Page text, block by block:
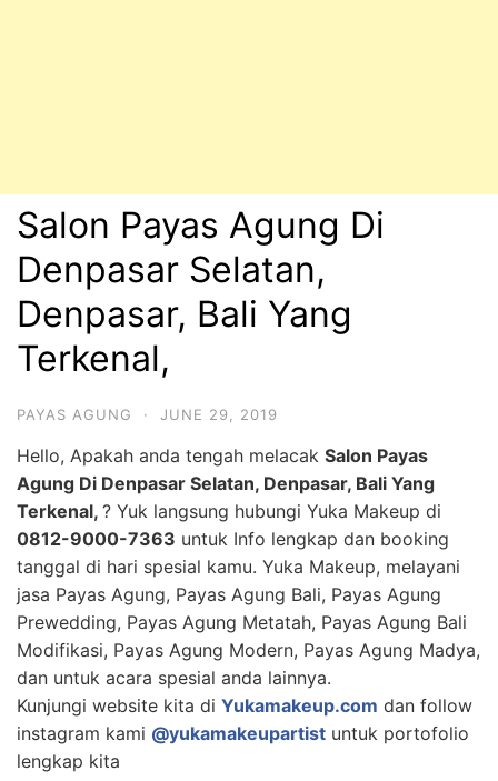
Salon Payas Agung Di
Denpasar Selatan,
Denpasar, Bali Yang
Terkenal,
PAYAS AGUNG · JUNE 29, 2019
Hello, Apakah anda tengah melacak Salon Payas
Agung Di Denpasar Selatan, Denpasar, Bali Yang
Terkenal, ? Yuk langsung hubungi Yuka Makeup di
0812-9000-7363 untuk Info lengkap dan booking
tanggal di hari spesial kamu. Yuka Makeup, melayani
jasa Payas Agung, Payas Agung Bali, Payas Agung
Prewedding, Payas Agung Metatah, Payas Agung Bali
Modifikasi, Payas Agung Modern, Payas Agung Madya,
dan untuk acara spesial anda lainnya.
Kunjungi website kita di Yukamakeup.com dan follow
instagram kami @yukamakeupartist untuk portofolio
lengkap kita